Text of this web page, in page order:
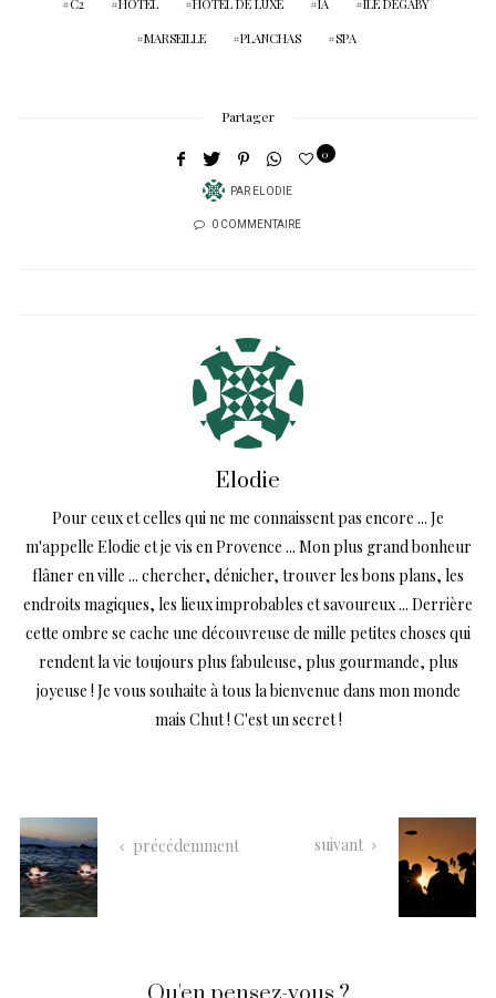
C2 HOTEL HÔTEL DE LUXE IA ILE DEGABY
MARSEILLE PLANCHAS SPA
Partager
PAR ELODIE
0
0 COMMENTAIRE
Elodie
Pour ceux et celles qui ne me connaissent pas encore ... Je
m'appelle Elodie et je vis en Provence ... Mon plus grand bonheur
flâner en ville ... chercher, dénicher, trouver les bons plans, les
endroits magiques, les lieux improbables et savoureux ... Derrière
cette ombre se cache une découvreuse de mille petites choses qui
rendent la vie toujours plus fabuleuse, plus gourmande, plus
joyeuse ! Je vous souhaite à tous la bienvenue dans mon monde
mais Chut ! C'est un secret !
précédemment suivant